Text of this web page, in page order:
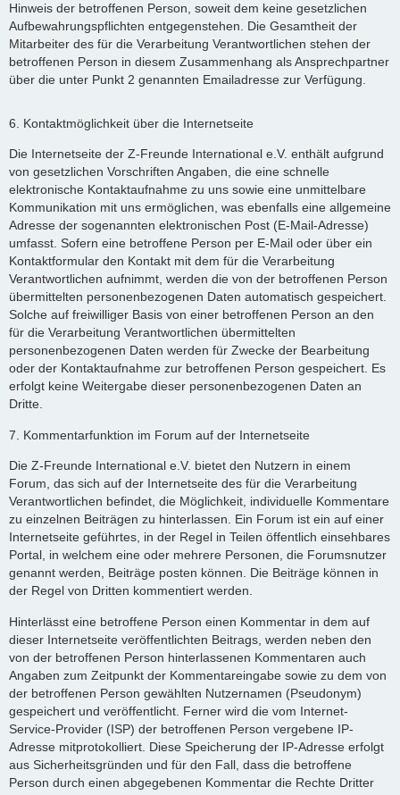
Hinweis der betroffenen Person, soweit dem keine gesetzlichen
Aufbewahrungspflichten entgegenstehen. Die Gesamtheit der
Mitarbeiter des für die Verarbeitung Verantwortlichen stehen der
betroffenen Person in diesem Zusammenhang als Ansprechpartner
über die unter Punkt 2 genannten Emailadresse zur Verfügung.
6. Kontaktmöglichkeit über die Internetseite
Die Internetseite der Z-Freunde International e.V. enthält aufgrund
von gesetzlichen Vorschriften Angaben, die eine schnelle
elektronische Kontaktaufnahme zu uns sowie eine unmittelbare
Kommunikation mit uns ermöglichen, was ebenfalls eine allgemeine
Adresse der sogenannten elektronischen Post (E-Mail-Adresse)
umfasst. Sofern eine betroffene Person per E-Mail oder über ein
Kontaktformular den Kontakt mit dem für die Verarbeitung
Verantwortlichen aufnimmt, werden die von der betroffenen Person
übermittelten personenbezogenen Daten automatisch gespeichert.
Solche auf freiwilliger Basis von einer betroffenen Person an den
für die Verarbeitung Verantwortlichen übermittelten
personenbezogenen Daten werden für Zwecke der Bearbeitung
oder der Kontaktaufnahme zur betroffenen Person gespeichert. Es
erfolgt keine Weitergabe dieser personenbezogenen Daten an
Dritte.
7. Kommentarfunktion im Forum auf der Internetseite
Die Z-Freunde International e.V. bietet den Nutzern in einem
Forum, das sich auf der Internetseite des für die Verarbeitung
Verantwortlichen befindet, die Möglichkeit, individuelle Kommentare
zu einzelnen Beiträgen zu hinterlassen. Ein Forum ist ein auf einer
Internetseite geführtes, in der Regel in Teilen öffentlich einsehbares
Portal, in welchem eine oder mehrere Personen, die Forumsnutzer
genannt werden, Beiträge posten können. Die Beiträge können in
der Regel von Dritten kommentiert werden.
Hinterlässt eine betroffene Person einen Kommentar in dem auf
dieser Internetseite veröffentlichten Beitrags, werden neben den
von der betroffenen Person hinterlassenen Kommentaren auch
Angaben zum Zeitpunkt der Kommentareingabe sowie zu dem von
der betroffenen Person gewählten Nutzernamen (Pseudonym)
gespeichert und veröffentlicht. Ferner wird die vom Internet-
Service-Provider (ISP) der betroffenen Person vergebene IP-
Adresse mitprotokolliert. Diese Speicherung der IP-Adresse erfolgt
aus Sicherheitsgründen und für den Fall, dass die betroffene
Person durch einen abgegebenen Kommentar die Rechte Dritter